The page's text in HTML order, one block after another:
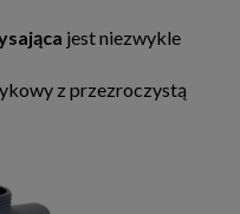
jest niezwykle
z przezroczystą